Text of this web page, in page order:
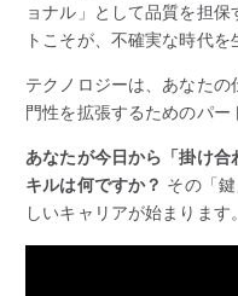
ョナル」として品質を担
トこそが、不確実な時代を
テクノロジーは、あなた
門性を拡張するためのパー
あなたが今日から「掛け
キルは何ですか？ その「
しいキャリアが始まります。